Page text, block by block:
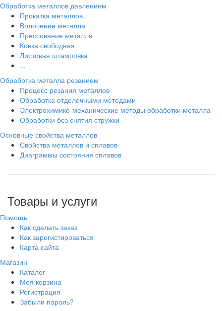
Обработка металлов давлением
Прокатка металлов
Волочение металла
Прессование металла
Ковка свободная
Листовая штамповка
...
Обработка металла резанием
Процесс резания металлов
Обработка отделочными методами
Электрохимико-механические методы обработки металла
Обработки без снятия стружки
Основные свойства металлов
Свойства металлов и сплавов
Диаграммы состояния сплавов
Товары и услуги
Помощь
Как сделать заказ
Как зарегистироваться
Карта сайта
Магазин
Каталог
Моя корзина
Регистрация
Забыли пароль?